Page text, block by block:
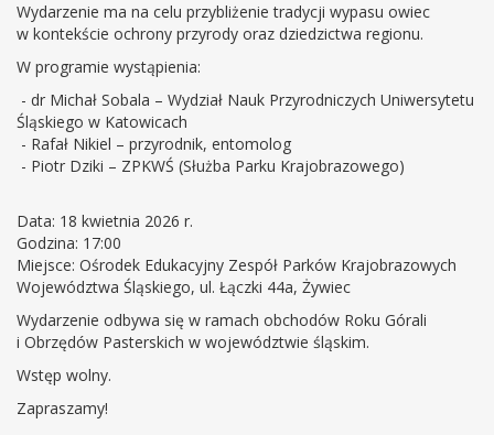
Wydarzenie ma na celu przybliżenie tradycji wypasu owiec
w kontekście ochrony przyrody oraz dziedzictwa regionu.
W programie wystąpienia:
- dr Michał Sobala – Wydział Nauk Przyrodniczych Uniwersytetu
Śląskiego w Katowicach
- Rafał Nikiel – przyrodnik, entomolog
- Piotr Dziki – ZPKWŚ (Służba Parku Krajobrazowego)
Data: 18 kwietnia 2026 r.
Godzina: 17:00
Miejsce: Ośrodek Edukacyjny Zespół Parków Krajobrazowych
Województwa Śląskiego, ul. Łączki 44a, Żywiec
Wydarzenie odbywa się w ramach obchodów Roku Górali
i Obrzędów Pasterskich w województwie śląskim.
Wstęp wolny.
Zapraszamy!